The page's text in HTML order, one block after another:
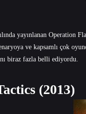
yayınlanan Operation
ve kapsamlı çok
biraz fazla belli ediyordu.
(2013)